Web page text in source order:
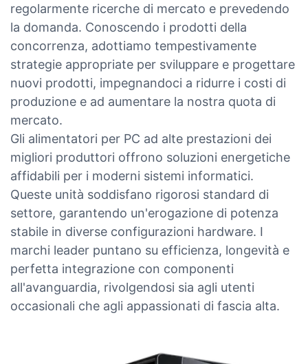
regolarmente ricerche di mercato e prevedendo
la domanda. Conoscendo i prodotti della
concorrenza, adottiamo tempestivamente
strategie appropriate per sviluppare e progettare
nuovi prodotti, impegnandoci a ridurre i costi di
produzione e ad aumentare la nostra quota di
mercato.
Gli alimentatori per PC ad alte prestazioni dei
migliori produttori offrono soluzioni energetiche
affidabili per i moderni sistemi informatici.
Queste unità soddisfano rigorosi standard di
settore, garantendo un'erogazione di potenza
stabile in diverse configurazioni hardware. I
marchi leader puntano su efficienza, longevità e
perfetta integrazione con componenti
all'avanguardia, rivolgendosi sia agli utenti
occasionali che agli appassionati di fascia alta.